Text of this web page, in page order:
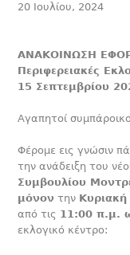
20 Ιουλίου, 2024
ΑΝΑΚΟΙΝΩΣΗ
Περιφερειακές
15 Σεπτεμβρίου
Αγαπητοί
Φέρομε εις γνώσιν
την ανάδειξη του
Συμβουλίου
μόνον την
από τις 11:00 π.μ.
εκλογικό κέντρο: